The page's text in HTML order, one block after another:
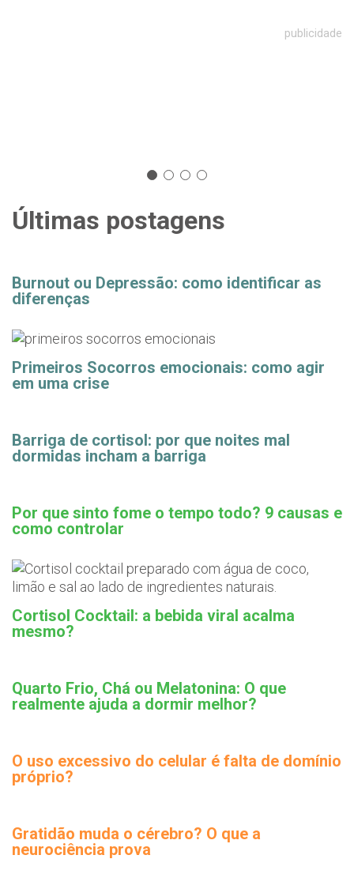
publicidade
Últimas postagens
Burnout ou Depressão: como identificar as
diferenças
Primeiros Socorros emocionais: como agir
em uma crise
Barriga de cortisol: por que noites mal
dormidas incham a barriga
Por que sinto fome o tempo todo? 9 causas e
como controlar
Cortisol Cocktail: a bebida viral acalma
mesmo?
Quarto Frio, Chá ou Melatonina: O que
realmente ajuda a dormir melhor?
O uso excessivo do celular é falta de domínio
próprio?
Gratidão muda o cérebro? O que a
neurociência prova